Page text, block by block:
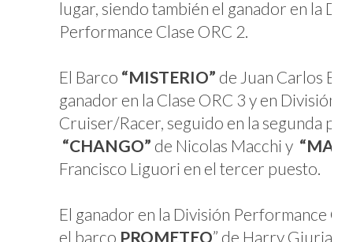
lugar, siendo también el ganador en la
Performance Clase ORC 2.
El Barco “MISTERIO” de Juan Carlos
ganador en la Clase ORC 3 y en División
Cruiser/Racer, seguido en la segunda
“CHANGO” de Nicolas Macchi y
Francisco Liguori en el tercer puesto.
El ganador en la División Performance
el barco PROMETEO” de Harry Giuria.